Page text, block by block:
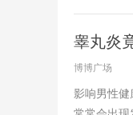
睾丸炎
博博广场
影响男性健